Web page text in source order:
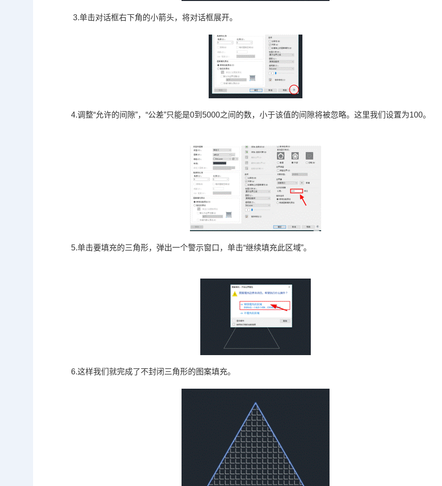
3.单击对话框右下角的小箭头，将对话框展开。
4.调整“允许的间隙”，“公差”只能是0到5000之间的数，小于该值的间隙将被忽略。这里我们设置为100。
5.单击要填充的三角形，弹出一个警示窗口，单击“继续填充此区域”。
6.这样我们就完成了不封闭三角形的图案填充。